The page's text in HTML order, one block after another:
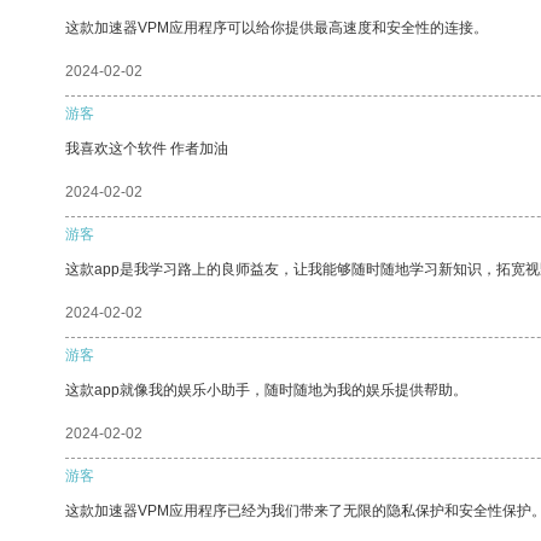
这款加速器VPM应用程序可以给你提供最高速度和安全性的连接。
2024-02-02
游客
我喜欢这个软件 作者加油
2024-02-02
游客
这款app是我学习路上的良师益友，让我能够随时随地学习新知识，拓宽
2024-02-02
游客
这款app就像我的娱乐小助手，随时随地为我的娱乐提供帮助。
2024-02-02
游客
这款加速器VPM应用程序已经为我们带来了无限的隐私保护和安全性保护